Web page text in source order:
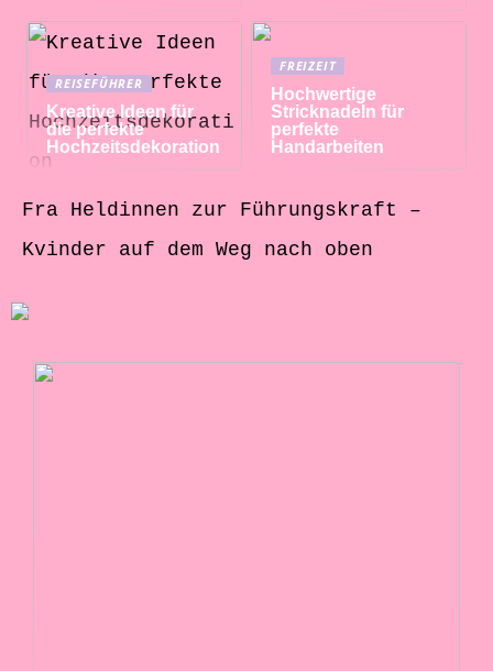
REISEFÜHRER
Kreative Ideen für
die perfekte
Hochzeitsdekoration
FREIZEIT
Hochwertige
Stricknadeln für
perfekte
Handarbeiten
Fra Heldinnen zur Führungskraft –
Kvinder auf dem Weg nach oben